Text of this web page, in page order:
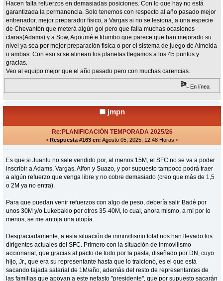
Hacen falta refuerzos en demasiadas posiciones. Con lo que hay no está
garantizada la permanencia. Solo tenemos con respecto al año pasado mejor
entrenador, mejor preparador físico, a Vargas si no se lesiona, a una especie
de Chevantón que meterá algún gol pero que falla muchas ocasiones
claras(Adams) y a Sow, Agoumé e Idumbo que parece que han mejorado su
nivel ya sea por mejor preparación física o por el sistema de juego de Almeida
o ambas. Con eso si se alinean los planetas llegamos a los 45 puntos y
gracias.
Veo al equipo mejor que el año pasado pero con muchas carencias.
En línea
jmpn
Re:PLANIFICACIÓN TEMPORADA 2025/26
« Respuesta #163 en: Agosto 05, 2025, 12:48 Horas »
Es que si Juanlu no sale vendido por, al menos 15M, el SFC no se va a poder
inscribir a Adams, Vargas, Alfon y Suazo, y por supuesto tampoco podrá traer
a algún refuerzo que venga libre y no cobre demasiado (creo que más de 1,5
o 2M ya no entra).
Para que puedan venir refuerzos con algo de peso, debería salir Badé por
unos 30M y/o Lukebakio por otros 35-40M, lo cual, ahora mismo, a mí por lo
menos, se me antoja una utopía.
Desgraciadamente, a esta situación de inmovilismo total nos han llevado los
dirigentes actuales del SFC. Primero con la situación de inmovilismo
accionarial, que gracias al pacto de todo por la pasta, diseñado por DN, cuyo
hijo, Jr., que era su representante hasta que lo traicionó, es el que está
sacando tajada salarial de 1M/año, además del resto de representantes de
las familias que apoyan a este nefasto "presidente", que por supuesto sacarán